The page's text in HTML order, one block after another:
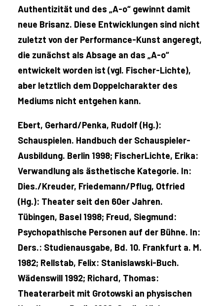
Authentizität und des „A-o“ gewinnt damit
neue Brisanz. Diese Entwicklungen sind nicht
zuletzt von der Performance-Kunst angeregt,
die zunächst als Absage an das „A-o“
entwickelt worden ist (vgl. Fischer-Lichte),
aber letztlich dem Doppelcharakter des
Mediums nicht entgehen kann.
Ebert, Gerhard/Penka, Rudolf (Hg.):
Schauspielen. Handbuch der Schauspieler-
Ausbildung. Berlin 1998; FischerLichte, Erika:
Verwandlung als ästhetische Kategorie. In:
Dies./Kreuder, Friedemann/Pflug, Otfried
(Hg.): Theater seit den 60er Jahren.
Tübingen, Basel 1998; Freud, Siegmund:
Psychopathische Personen auf der Bühne. In:
Ders.: Studienausgabe, Bd. 10. Frankfurt a. M.
1982; Rellstab, Felix: Stanislawski-Buch.
Wädenswill 1992; Richard, Thomas:
Theaterarbeit mit Grotowski an physischen